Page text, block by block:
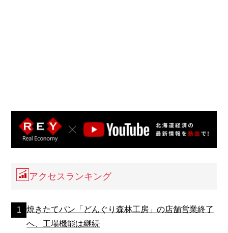
アクセスランキング
焼きたてパン「どんぐり森林工房」の店舗営業終了
へ、工場機能は継続